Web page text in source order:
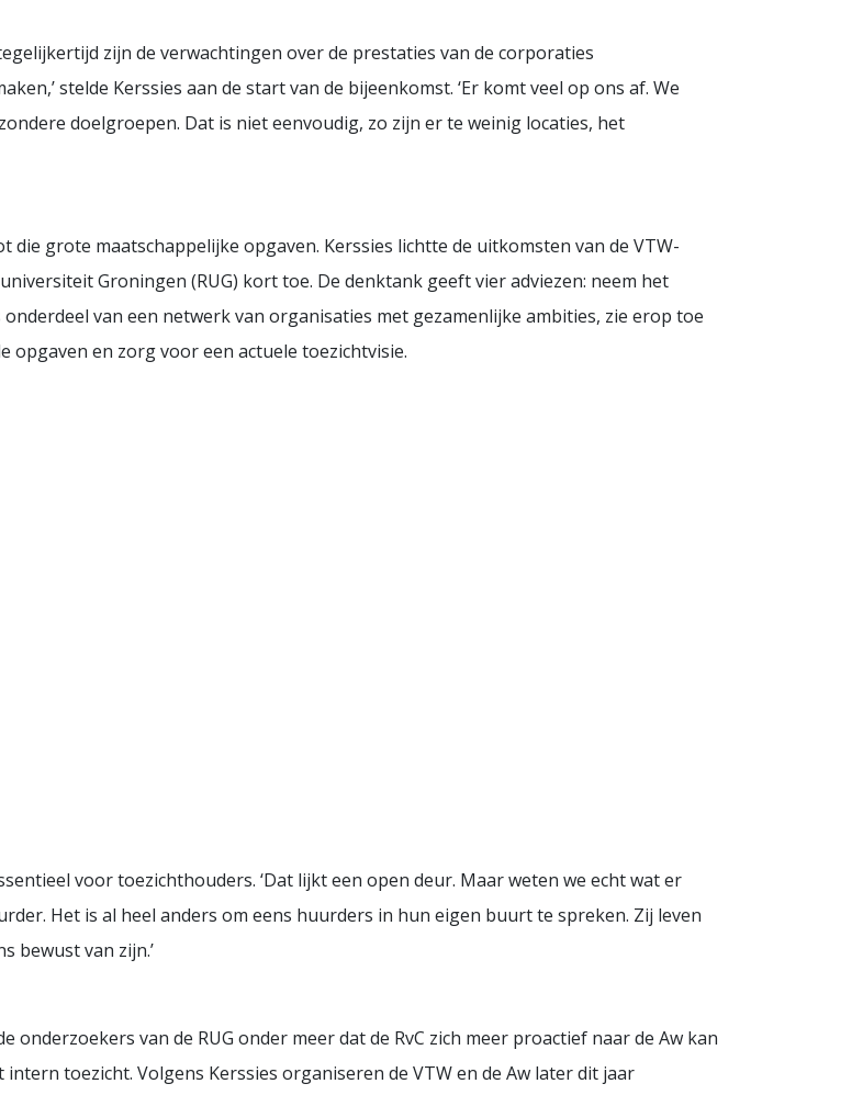
zijn de verwachtingen over de prestaties van de corporaties
stelde Kerssies aan de start van de bijeenkomst. ‘Er komt veel op ons af. We
doelgroepen. Dat is niet eenvoudig, zo zijn er te weinig locaties, het
grote maatschappelijke opgaven. Kerssies lichtte de uitkomsten van de VTW-
Groningen (RUG) kort toe. De denktank geeft vier adviezen: neem het
van een netwerk van organisaties met gezamenlijke ambities, zie erop toe
opgaven en zorg voor een actuele toezichtvisie.
voor toezichthouders. ‘Dat lijkt een open deur. Maar weten we echt wat er
Het is al heel anders om eens huurders in hun eigen buurt te spreken. Zij leven
bewust van zijn.’
van de RUG onder meer dat de RvC zich meer proactief naar de Aw kan
toezicht. Volgens Kerssies organiseren de VTW en de Aw later dit jaar